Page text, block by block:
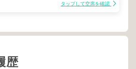
タップして空席を確認
歴